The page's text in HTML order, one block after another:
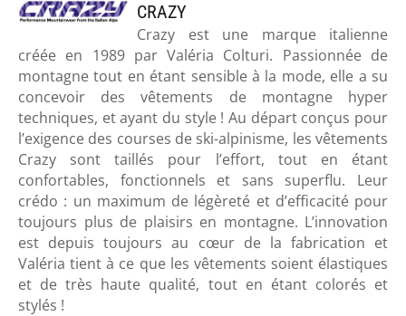
CRAZY
Crazy est une marque italienne
créée en 1989 par Valéria Colturi. Passionnée de
montagne tout en étant sensible à la mode, elle a su
concevoir des vêtements de montagne hyper
techniques, et ayant du style ! Au départ conçus pour
l’exigence des courses de ski-alpinisme, les vêtements
Crazy sont taillés pour l’effort, tout en étant
confortables, fonctionnels et sans superflu. Leur
crédo : un maximum de légèreté et d’efficacité pour
toujours plus de plaisirs en montagne. L’innovation
est depuis toujours au cœur de la fabrication et
Valéria tient à ce que les vêtements soient élastiques
et de très haute qualité, tout en étant colorés et
stylés !